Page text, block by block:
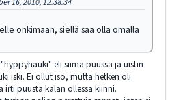
onkimaan, siellä saa olla omalla
eli siima puussa ja uistin
iski. Ei ollut iso, mutta hetken oli
puusta kalan ollessa kiinni.